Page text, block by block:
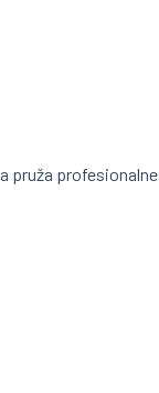
pruža profesionalne